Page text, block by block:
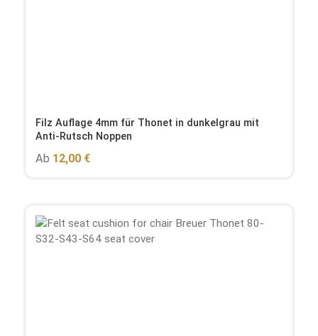
Filz Auflage 4mm für Thonet in dunkelgrau mit
Anti-Rutsch Noppen
Regulärer Preis:
Ab 12,00 €